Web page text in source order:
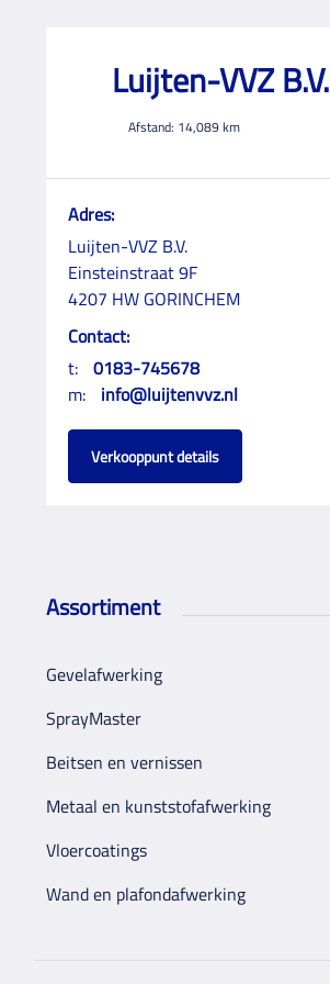
Luijten-VVZ B.V.
Afstand: 14,089 km
Adres:
Luijten-VVZ B.V.
Einsteinstraat 9F
4207 HW GORINCHEM
Contact:
t: 0183-745678
m:
info@luijtenvvz.nl
Verkooppunt details
Assortiment
Gevelafwerking
SprayMaster
Beitsen en vernissen
Metaal en kunststofafwerking
Vloercoatings
Wand en plafondafwerking